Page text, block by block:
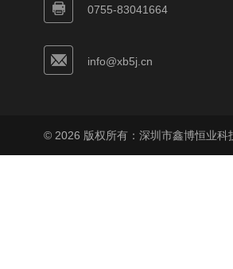
0755-83041664
info@xb5j.cn
© 2026 版权所有：深圳市鑫博恒业